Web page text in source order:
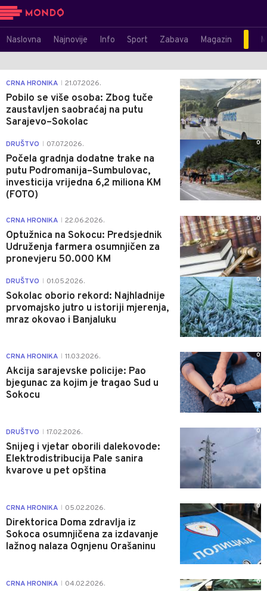
Naslovna Najnovije Info Sport Zabava Magazin
CRNA HRONIKA 21.07.2026.
Pobilo se više osoba: Zbog tuče
zaustavljen saobraćaj na putu
Sarajevo–Sokolac
0
DRUŠTVO 07.07.2026.
Počela gradnja dodatne trake na
putu Podromanija–Sumbulovac,
investicija vrijedna 6,2 miliona KM
(FOTO)
0
CRNA HRONIKA 22.06.2026.
Optužnica na Sokocu: Predsjednik
Udruženja farmera osumnjičen za
pronevjeru 50.000 KM
0
DRUŠTVO 01.05.2026.
Sokolac oborio rekord: Najhladnije
prvomajsko jutro u istoriji mjerenja,
mraz okovao i Banjaluku
0
CRNA HRONIKA 11.03.2026.
Akcija sarajevske policije: Pao
bjegunac za kojim je tragao Sud u
Sokocu
0
DRUŠTVO 17.02.2026.
Snijeg i vjetar oborili dalekovode:
Elektrodistribucija Pale sanira
kvarove u pet opština
0
CRNA HRONIKA 05.02.2026.
Direktorica Doma zdravlja iz
Sokoca osumnjičena za izdavanje
lažnog nalaza Ognjenu Orašaninu
0
CRNA HRONIKA 04.02.2026. 0